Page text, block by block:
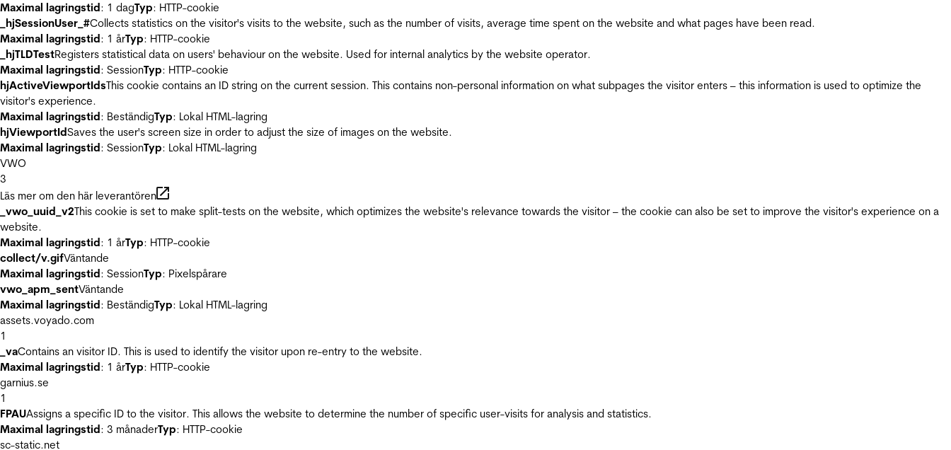
Maximal lagringstid: 1 dagTyp: HTTP-cookie
_hjSessionUser_#Collects statistics on the visitor's visits to the website, such as the number of visits, average time spent on the website and what pages have been read.
Maximal lagringstid: 1 årTyp: HTTP-cookie
_hjTLDTestRegisters statistical data on users' behaviour on the website. Used for internal analytics by the website operator.
Maximal lagringstid: SessionTyp: HTTP-cookie
hjActiveViewportIdsThis cookie contains an ID string on the current session. This contains non-personal information on what subpages the visitor enters – this information is used to optimize the
visitor's experience.
Maximal lagringstid: BeständigTyp: Lokal HTML-lagring
hjViewportIdSaves the user's screen size in order to adjust the size of images on the website.
Maximal lagringstid: SessionTyp: Lokal HTML-lagring
VWO
3
Läs mer om den här leverantören
_vwo_uuid_v2This cookie is set to make split-tests on the website, which optimizes the website's relevance towards the visitor – the cookie can also be set to improve the visitor's experience on a
website.
Maximal lagringstid: 1 årTyp: HTTP-cookie
collect/v.gifVäntande
Maximal lagringstid: SessionTyp: Pixelspårare
vwo_apm_sentVäntande
Maximal lagringstid: BeständigTyp: Lokal HTML-lagring
assets.voyado.com
1
_vaContains an visitor ID. This is used to identify the visitor upon re-entry to the website.
Maximal lagringstid: 1 årTyp: HTTP-cookie
garnius.se
1
FPAUAssigns a specific ID to the visitor. This allows the website to determine the number of specific user-visits for analysis and statistics.
Maximal lagringstid: 3 månaderTyp: HTTP-cookie
sc-static.net